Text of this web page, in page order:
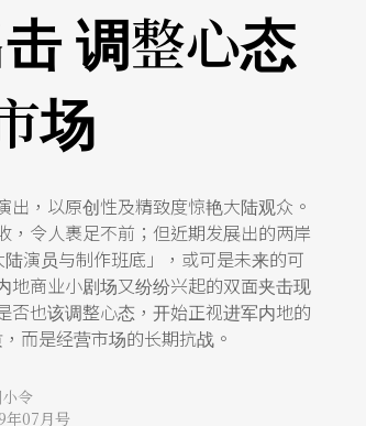
调整心态
场
，以原创性及精致度惊艳大陆观众。
令人裹足不前；但近期发展出的两岸
演员与制作班底」，或可是未来的可
地商业小剧场又纷纷兴起的双面夹击现
也该调整心态，开始正视进军内地的
而是经营市场的长期抗战。
令
年07月号